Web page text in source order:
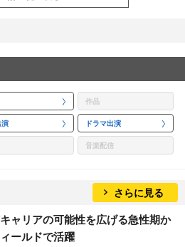
作品
ドラマ出演
音楽配信
さらに見る
ャリアの可能性を広げる急性期か
ールドで活躍